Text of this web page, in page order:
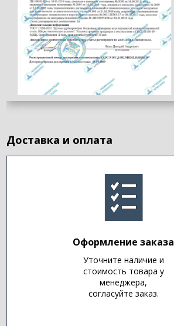
Доставка и оплата
Оформление заказа
Уточните наличие и
стоимость товара у
менеджера,
согласуйте заказ.